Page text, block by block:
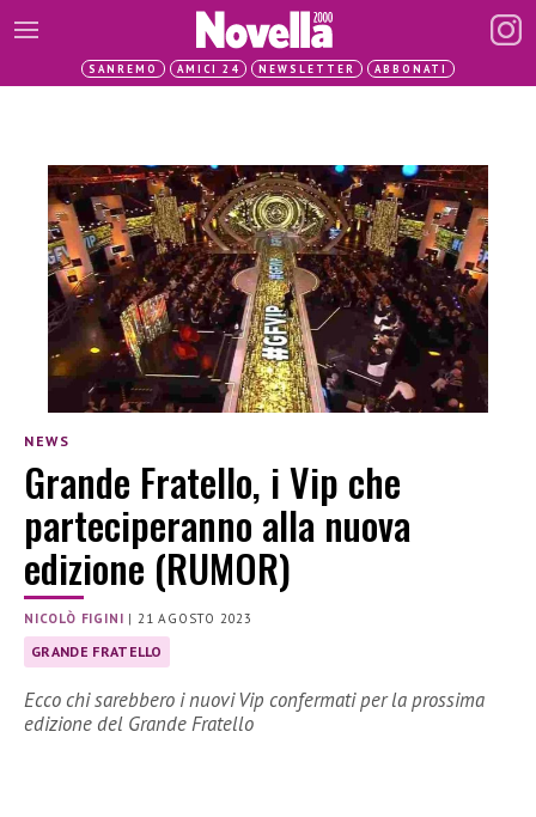
SANREMO AMICI 24 NEWSLETTER ABBONATI
NEWS
Grande Fratello, i Vip che
parteciperanno alla nuova
edizione (RUMOR)
NICOLÒ FIGINI | 21 AGOSTO 2023
GRANDE FRATELLO
Ecco chi sarebbero i nuovi Vip confermati per la prossima
edizione del Grande Fratello